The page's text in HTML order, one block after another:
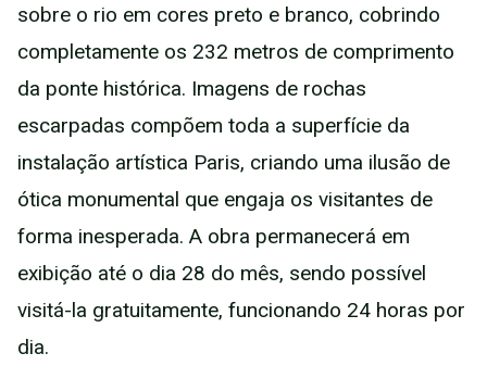
sobre o rio em cores preto e branco, cobrindo
completamente os 232 metros de comprimento
da ponte histórica. Imagens de rochas
escarpadas compõem toda a superfície da
instalação artística Paris, criando uma ilusão de
ótica monumental que engaja os visitantes de
forma inesperada. A obra permanecerá em
exibição até o dia 28 do mês, sendo possível
visitá-la gratuitamente, funcionando 24 horas por
dia.